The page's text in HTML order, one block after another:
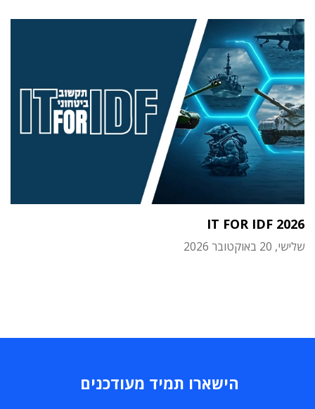
IT FOR IDF 2026
שלישי, 20 באוקטובר 2026
הישארו תמיד מעודכנים